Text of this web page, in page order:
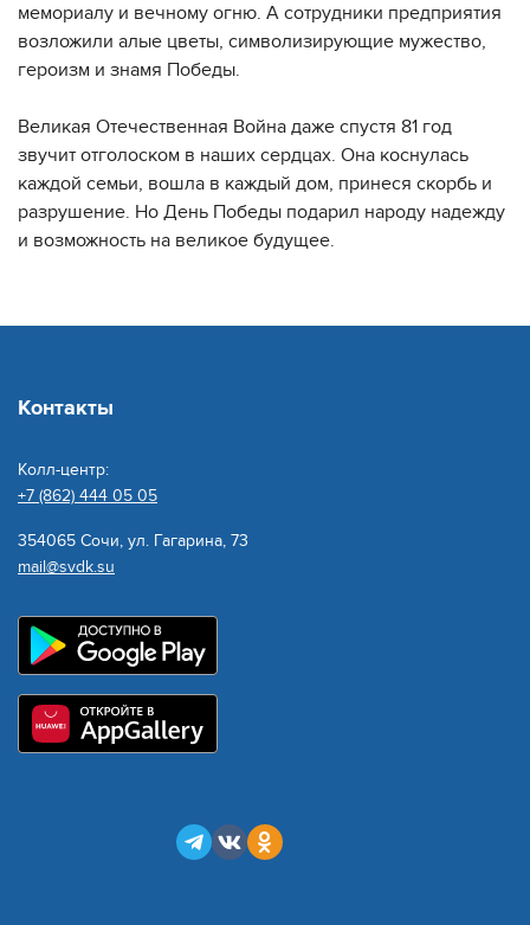
мемориалу и вечному огню. А сотрудники предприятия
возложили алые цветы, символизирующие мужество,
героизм и знамя Победы.
Великая Отечественная Война даже спустя 81 год
звучит отголоском в наших сердцах. Она коснулась
каждой семьи, вошла в каждый дом, принеся скорбь и
разрушение. Но День Победы подарил народу надежду
и возможность на великое будущее.
Контакты
Колл-центр:
+7 (862) 444 05 05
354065 Сочи, ул. Гагарина, 73
mail@svdk.su